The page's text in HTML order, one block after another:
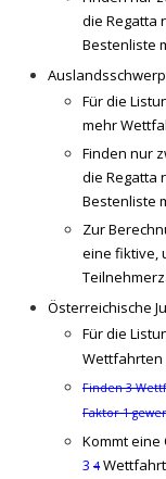
die Regatta
Bestenliste
Für die
mehr
Finden nur
die Regatta
Bestenliste
Zur
eine fiktive,
Österreichische
Für die
Wettfahrten
Finden 3
Faktor 1
Kommt eine
3 4